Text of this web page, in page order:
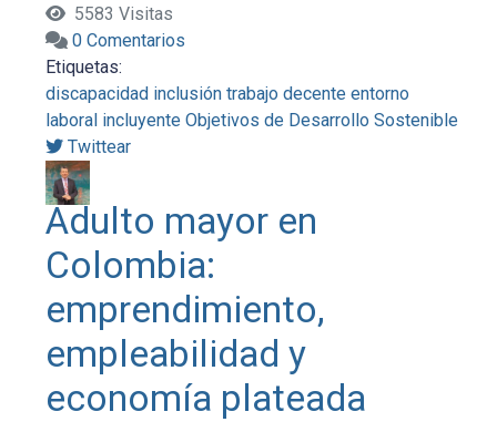
5583 Visitas
0 Comentarios
Etiquetas:
discapacidad inclusión trabajo decente entorno
laboral incluyente Objetivos de Desarrollo Sostenible
Twittear
Adulto mayor en
Colombia:
emprendimiento,
empleabilidad y
economía plateada